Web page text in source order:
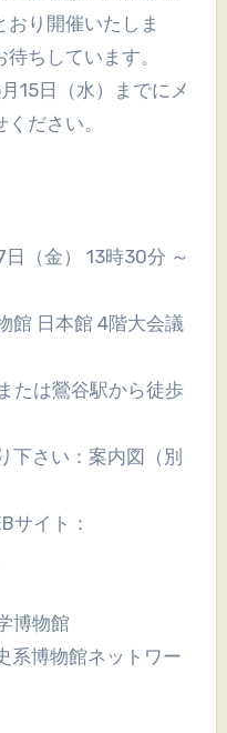
り開催いたしま
ちしています。
15日（水）までにメ
ださい。
金） 13時30分 ～
日本館 4階大会議
谷駅から徒歩
い：案内図（別
イト：
博物館
系博物館ネットワー